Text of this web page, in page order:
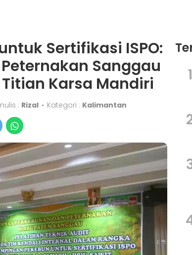
Sertifikasi ISPO:
Sanggau
Karsa Mandiri
: Rizal • Kategori : Kalimantan
1